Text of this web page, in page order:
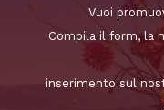
Vuoi
Compila il form, la
inserimento sul